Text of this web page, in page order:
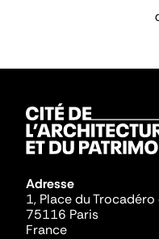
Adresse
1, Place du
75116 Paris
France